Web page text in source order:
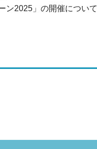
ン2025」の開催について